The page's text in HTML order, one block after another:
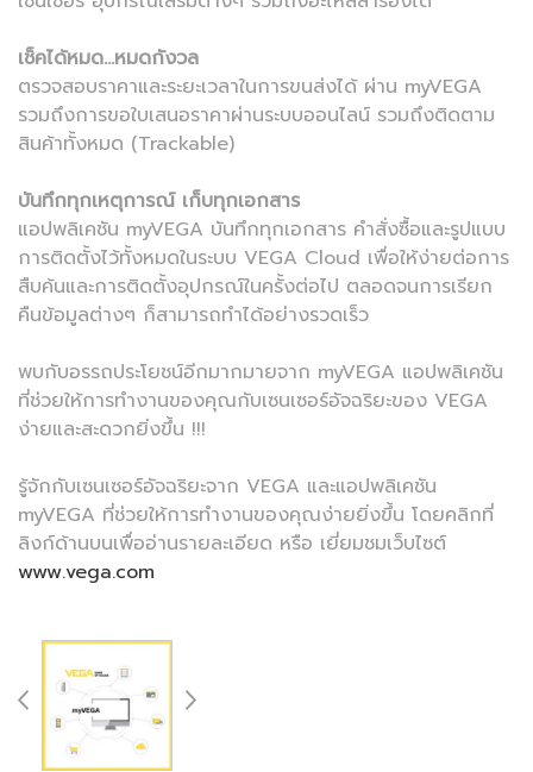
เช็คได้หมด...หมดกังวล
ตรวจสอบราคาและระยะเวลาในการขนส่งได้ ผ่าน myVEGA
รวมถึงการขอใบเสนอราคาผ่านระบบออนไลน์ รวมถึงติดตาม
สินค้าทั้งหมด (Trackable)
บันทึกทุกเหตุการณ์ เก็บทุกเอกสาร
แอปพลิเคชัน myVEGA บันทึกทุกเอกสาร คำสั่งซื้อและรูปแบบ
การติดตั้งไว้ทั้งหมดในระบบ VEGA Cloud เพื่อให้ง่ายต่อการ
สืบค้นและการติดตั้งอุปกรณ์ในครั้งต่อไป ตลอดจนการเรียก
คืนข้อมูลต่างๆ ก็สามารถทำได้อย่างรวดเร็ว
พบกับอรรถประโยชน์อีกมากมายจาก myVEGA แอปพลิเคชัน
ที่ช่วยให้การทำงานของคุณกับเซนเซอร์อัจฉริยะของ VEGA
ง่ายและสะดวกยิ่งขึ้น !!!
รู้จักกับเซนเซอร์อัจฉริยะจาก VEGA และแอปพลิเคชัน
myVEGA ที่ช่วยให้การทำงานของคุณง่ายยิ่งขึ้น โดยคลิกที่
ลิงก์ด้านบนเพื่ออ่านรายละเอียด หรือ เยี่ยมชมเว็บไซต์
www.vega.com